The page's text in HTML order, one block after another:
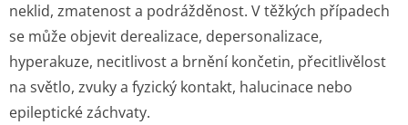
neklid, zmatenost a podrážděnost. V těžkých případech
se může objevit derealizace, depersonalizace,
hyperakuze, necitlivost a brnění končetin, přecitlivělost
na světlo, zvuky a fyzický kontakt, halucinace nebo
epileptické záchvaty.